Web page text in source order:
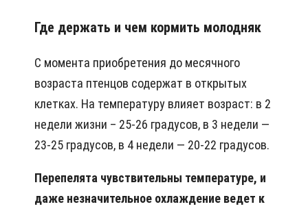
Где держать и чем кормить молодняк
С момента приобретения до месячного
возраста птенцов содержат в открытых
клетках. На температуру влияет возраст: в 2
недели жизни – 25-26 градусов, в 3 недели —
23-25 градусов, в 4 недели — 20-22 градусов.
Перепелята чувствительны температуре, и
даже незначительное охлаждение ведет к